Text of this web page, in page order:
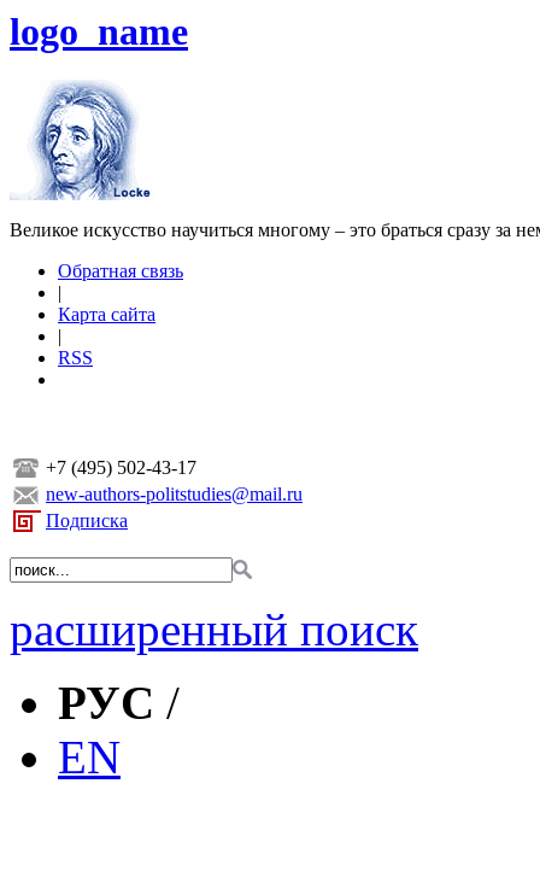
logo_name
Великое искусство научиться многому – это браться сразу за
Обратная связь
|
Карта сайта
|
RSS
+7 (495) 502-43-17
new-authors-politstudies@mail.ru
Подписка
расширенный поиск
РУС /
EN